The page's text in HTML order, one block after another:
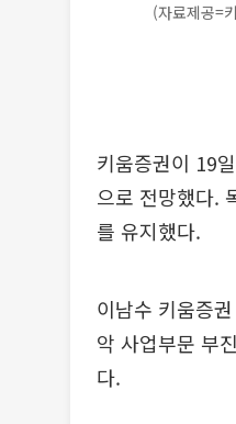
(자료제공=
키움증권이 19
으로 전망했다.
를 유지했다.
이남수 키움증
악 사업부문 부
다.